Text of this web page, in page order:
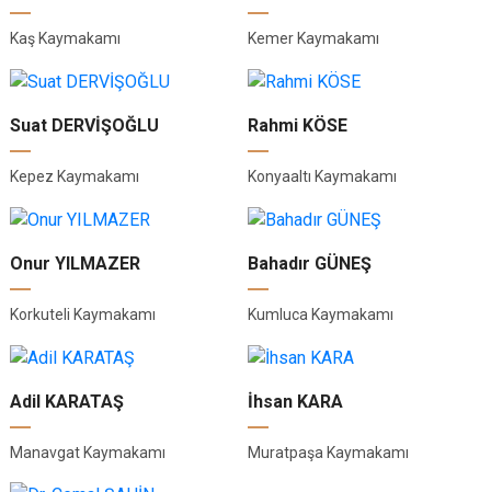
Kaş Kaymakamı Kemer Kaymakamı
Suat DERVİŞOĞLU
Kepez Kaymakamı
Rahmi KÖSE
Konyaaltı Kaymakamı
Onur YILMAZER
Korkuteli Kaymakamı
Bahadır GÜNEŞ
Kumluca Kaymakamı
Adil KARATAŞ
Manavgat Kaymakamı
İhsan KARA
Muratpaşa Kaymakamı